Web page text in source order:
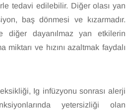
tedavi edilebilir. Diğer olası yan
baş dönmesi ve kızarmadır.
diğer dayanılmaz yan etkilerin
ve hızını azaltmak faydalı
Ig infüzyonu sonrası alerji
yetersizliği olan